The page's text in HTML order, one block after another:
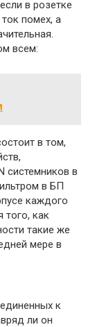
в розетке
помех, а
всем:
в том,
системников в
в БП
каждого
того, как
такие же
мере в
к
ли он